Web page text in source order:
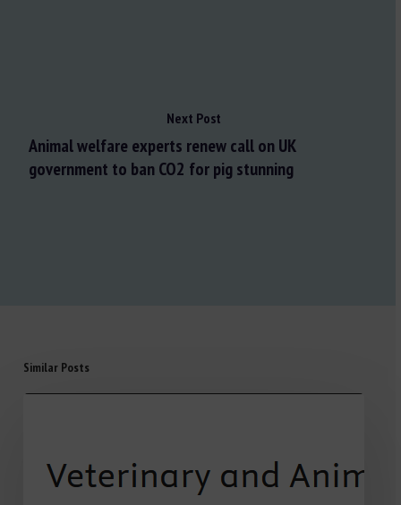
Next Post
Animal welfare experts renew call on UK
government to ban CO2 for pig stunning
Similar Posts